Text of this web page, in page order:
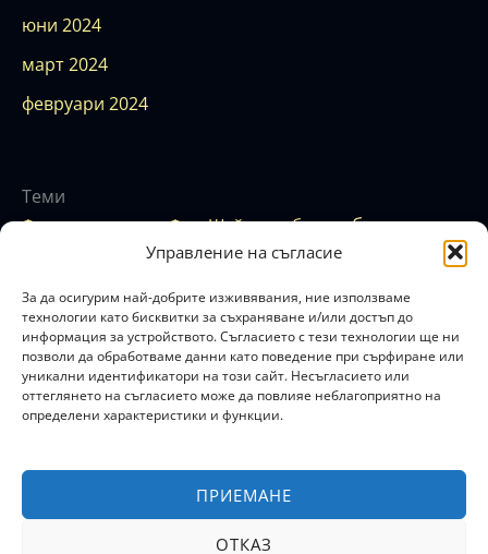
Управление на съгласие
За да осигурим най-добрите изживявания, ние използваме
технологии като бисквитки за съхраняване и/или достъп до
информация за устройството. Съгласието с тези технологии ще ни
позволи да обработваме данни като поведение при сърфиране или
уникални идентификатори на този сайт. Несъгласието или
оттеглянето на съгласието може да повлияе неблагоприятно на
определени характеристики и функции.
ПРИЕМАНЕ
ОТКАЗ
юни 2024
март 2024
февруари 2024
Теми
Финансова карма Фън Шуй аура баланс бюджет
егоизъм езотерика емоции енергия
закон
кариера карма книги концентрация креативност
луна любов магия мислене мистика музика
нумерология пари продуктвност просперитет
психология растеж рекалсация релаксинг ритуал
F